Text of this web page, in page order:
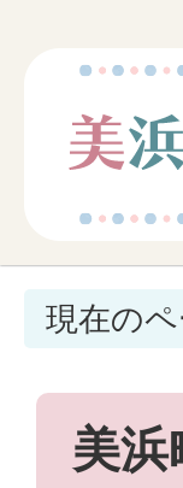
現在の
美